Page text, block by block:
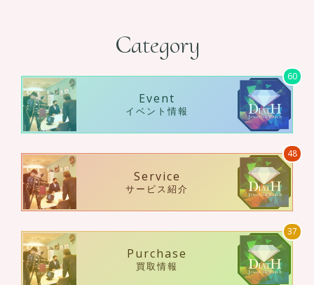
Category
Event
イベント情報
60
Service
サービス紹介
48
Purchase
買取情報
37